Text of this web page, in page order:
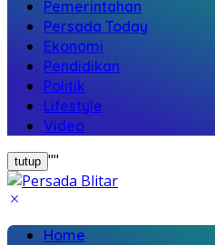
Pemerintahan
Persada Today
Ekonomi
Pendidikan
Politik
Lifestyle
Video
tutup ""
Home